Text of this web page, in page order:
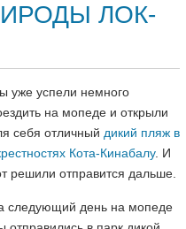
ЛОК-
уже успели немного
на мопеде и открыли
себя отличный дикий пляж в
Кота-Кинабалу. И
решили отправится дальше.
следующий день на мопеде